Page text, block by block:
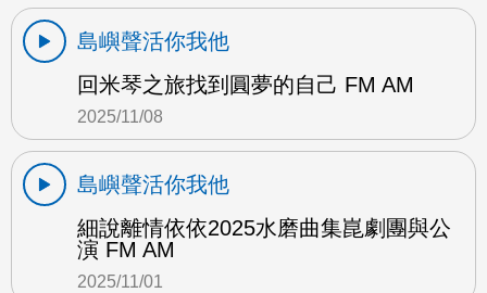
島嶼聲活你我他
回米琴之旅找到圓夢的自己 FM AM
2025/11/08
島嶼聲活你我他
細說離情依依2025水磨曲集崑劇團與公
演 FM AM
2025/11/01